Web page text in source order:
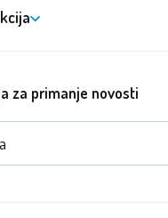
za primanje novosti